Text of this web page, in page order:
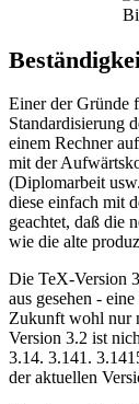
Einer der Gründe
Standardisierung
einem Rechner
mit der
(Diplomarbeit
diese einfach mit
geachtet, daß die
wie die alte
Die TeX-Version
aus gesehen -
Zukunft wohl nur
Version 3.2 ist
3.14. 3.141.
der aktuellen